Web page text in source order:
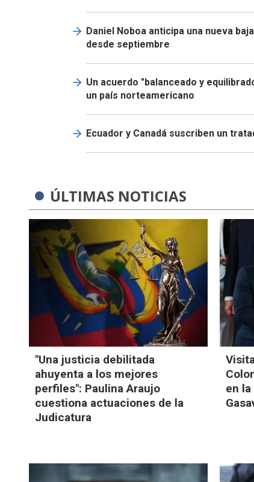
Daniel Noboa anticipa una nueva
desde septiembre
Un acuerdo "balanceado y
un país norteamericano
Ecuador y Canadá suscriben un
ÚLTIMAS NOTICIAS
"Una justicia debilitada
ahuyenta a los mejores
perfiles": Paulina Araujo
cuestiona actuaciones de la
Judicatura
en